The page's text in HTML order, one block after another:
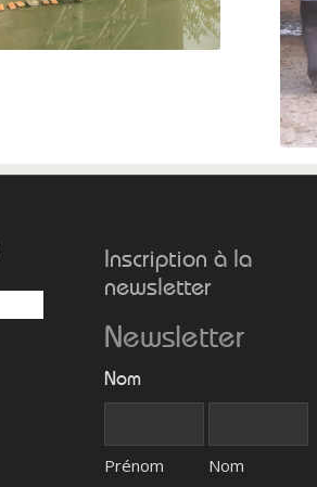
Inscription à la
newsletter
Newsletter
Nom
Prénom Nom